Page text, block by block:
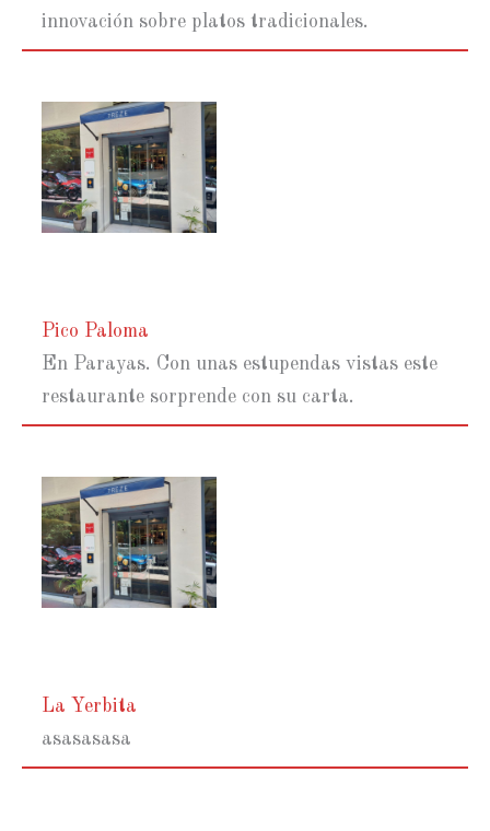
innovación sobre platos tradicionales.
Pico Paloma
En Parayas. Con unas estupendas vistas este
restaurante sorprende con su carta.
La Yerbita
asasasasa